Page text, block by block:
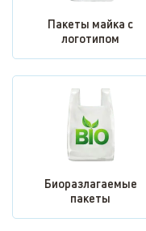
Пакеты майка с
логотипом
Биоразлагаемые
пакеты